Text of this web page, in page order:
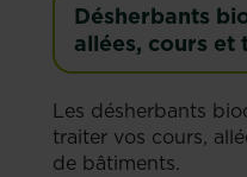
Désherbants
allées, cours et
Les désherbants
traiter vos cours,
de bâtiments.